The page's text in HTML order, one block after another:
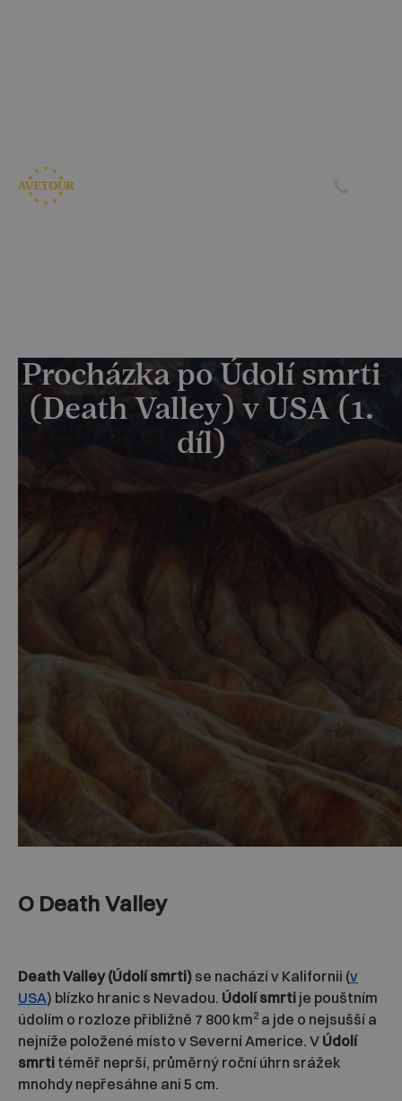
Procházka po Údolí smrti
(Death Valley) v USA (1.
díl)
dovolené po USA
návštěvu Údolí smrti v
Kalifornii? Tato zastávka pro vás bude bezpochyby
nezapomenutelným zážitkem. Nejsilnější vzpomínku
však ve vás zřejmě nezanechá zajímavá a nevšední
krajina Death Valley, ale až neuvěřitelně suché vedro,
které neustává ani v noci.
O Death Valley
Death Valley (Údolí smrti) se nachází v Kalifornii (v
USA) blízko hranic s Nevadou. Údolí smrti je pouštním
údolím o rozloze přibližně 7 800 km2 a jde o nejsušší a
nejníže položené místo v Severní Americe. V Údolí
smrti téměř neprší, průměrný roční úhrn srážek
mnohdy nepřesáhne ani 5 cm.